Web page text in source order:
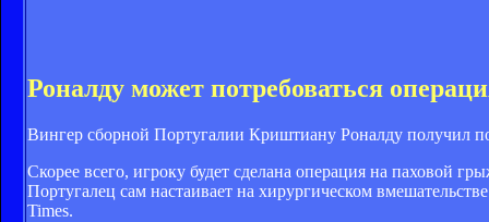
Роналду может потребоваться
Вингер сборной Португалии Криштиану Роналду получил
Скорее всего, игроку будет сделана операция на паховой
Португалец сам настаивает на хирургическом
Times.